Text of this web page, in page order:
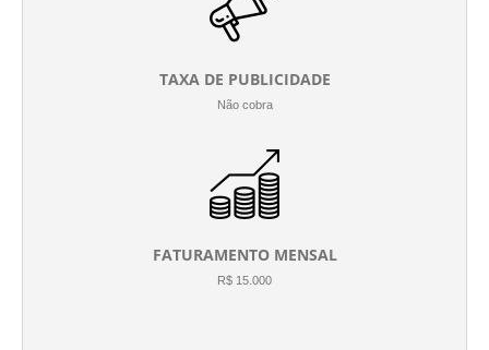
TAXA DE PUBLICIDADE
Não cobra
FATURAMENTO MENSAL
R$ 15.000